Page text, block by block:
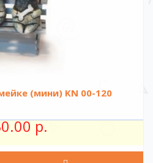
(мини) KN 00-120
р.